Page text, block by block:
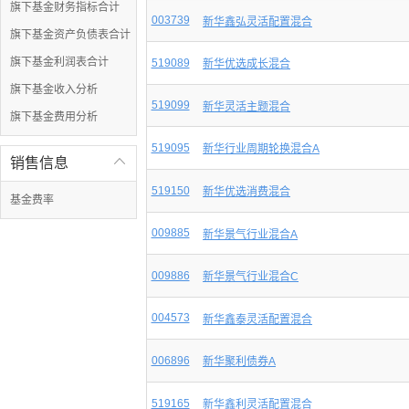
旗下基金财务指标合计
旗下基金资产负债表合计
旗下基金利润表合计
旗下基金收入分析
旗下基金费用分析

销售信息
基金费率
003739 新华鑫弘灵活配置混合
519089 新华优选成长混合
519099 新华灵活主题混合
519095 新华行业周期轮换混合A
519150 新华优选消费混合
009885 新华景气行业混合A
009886 新华景气行业混合C
004573 新华鑫泰灵活配置混合
006896 新华聚利债券A
519165 新华鑫利灵活配置混合